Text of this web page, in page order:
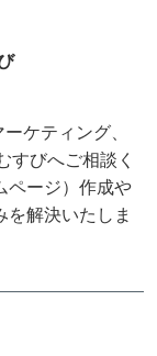
ケティング、
すびへご相談く
ページ）作成や
を解決いたしま